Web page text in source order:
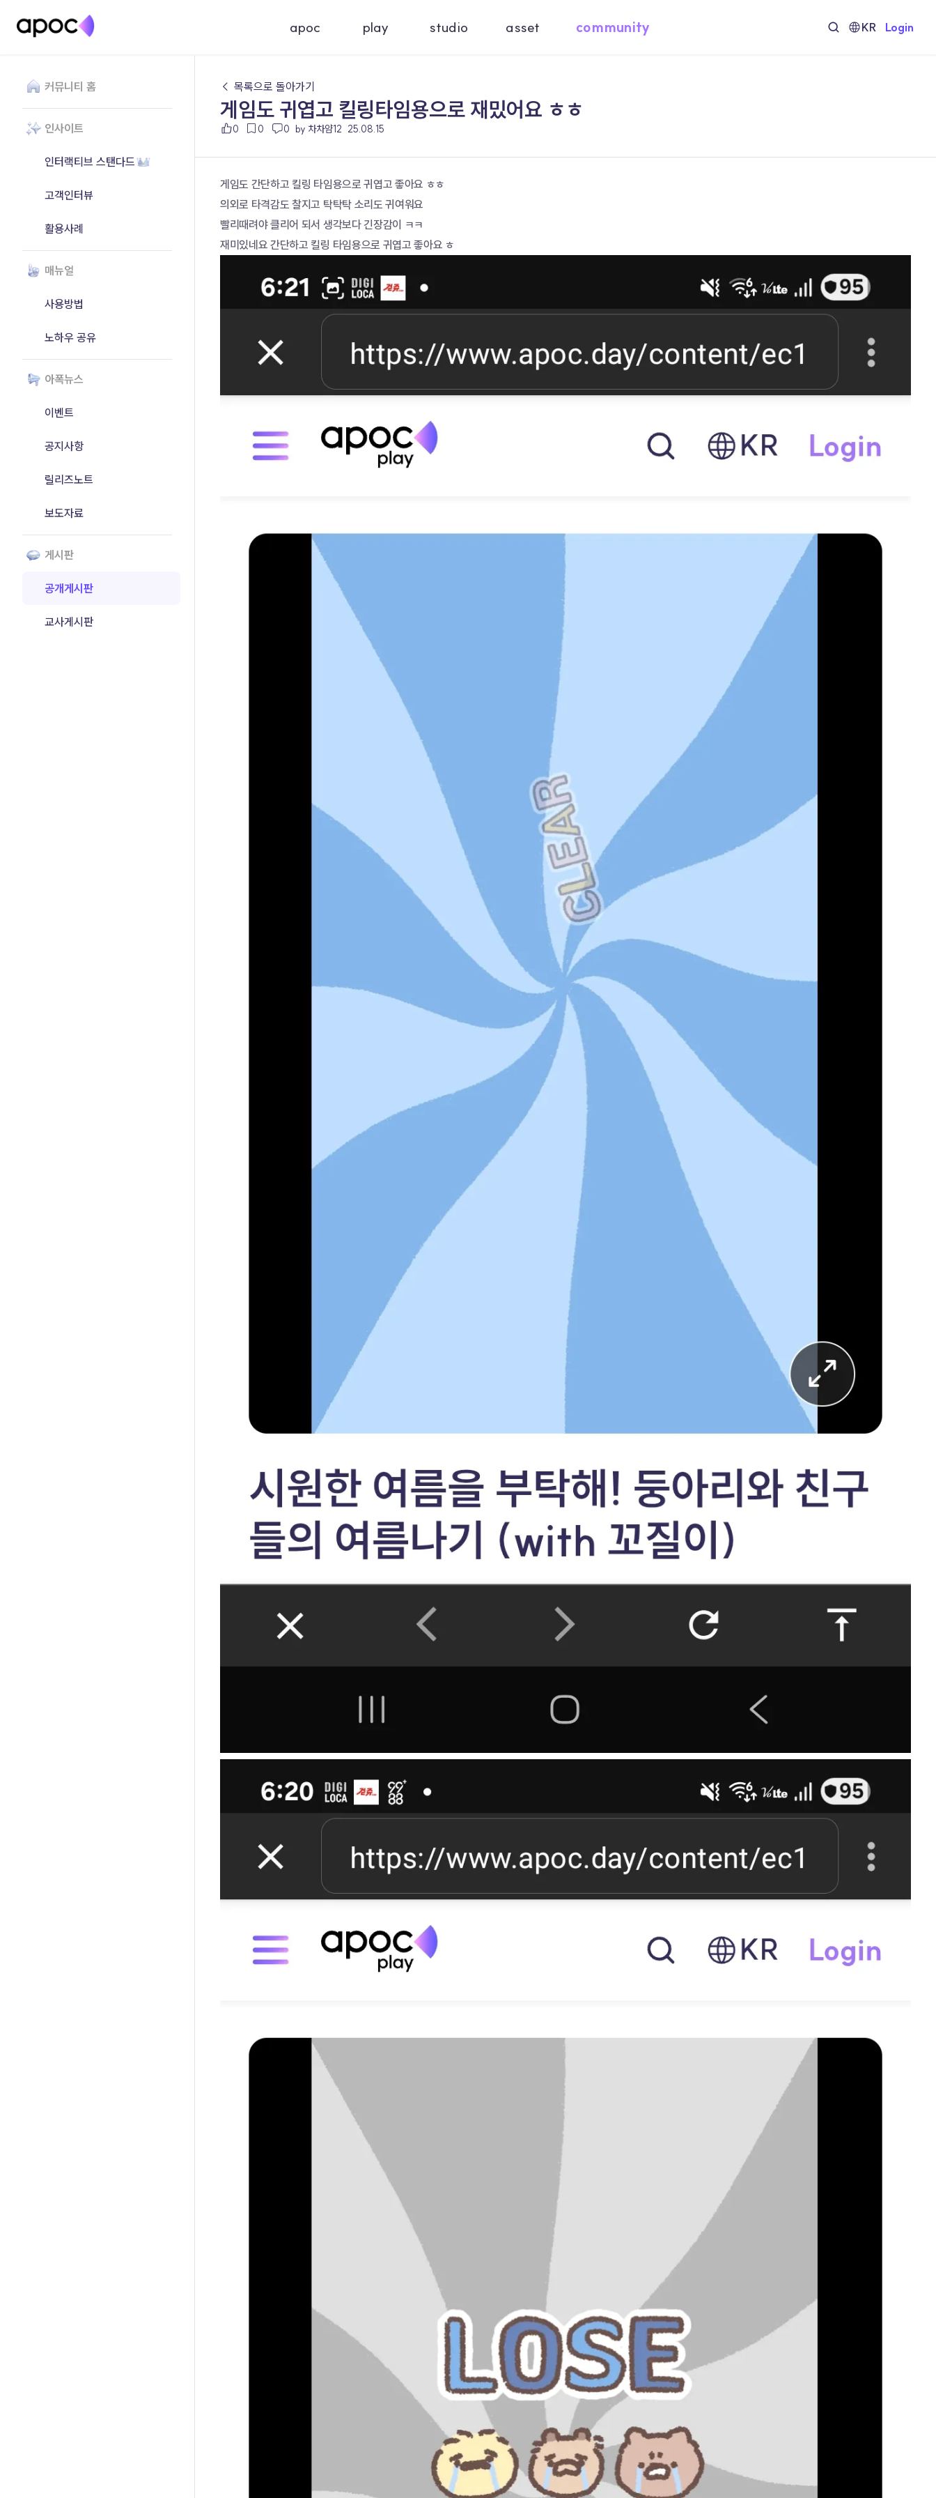
apoc play studio asset community KR Login
커뮤니티 홈
인사이트
인터랙티브 스탠다드
고객인터뷰
활용사례
매뉴얼
사용방법
노하우 공유
아폭뉴스
이벤트
공지사항
릴리즈노트
보도자료
게시판
공개게시판
교사게시판
← 목록으로 돌아가기
게임도 귀엽고 킬링타임용으로 재밌어요 ㅎㅎ
0 0 0 by 차차얌12 25.08.15
게임도 간단하고 킬링 타임용으로 귀엽고 좋아요 ㅎㅎ
의외로 타격감도 찰지고 탁탁탁 소리도 귀여워요
빨리때려야 클리어 되서 생각보다 긴장감이 ㅋㅋ
재미있네요 간단하고 킬링 타임용으로 귀엽고 좋아요 ㅎ